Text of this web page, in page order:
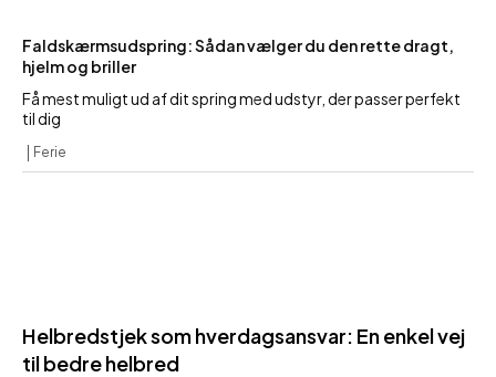
Faldskærmsudspring: Sådan vælger du den rette dragt,
hjelm og briller
Få mest muligt ud af dit spring med udstyr, der passer perfekt
til dig
Ferie
Helbredstjek som hverdagsansvar: En enkel vej
til bedre helbred